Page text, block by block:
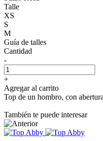
Talle
XS
S
M
Guía de talles
Cantidad
-
+
Agregar al carrito
Top de un hombro, con
También te puede interesar